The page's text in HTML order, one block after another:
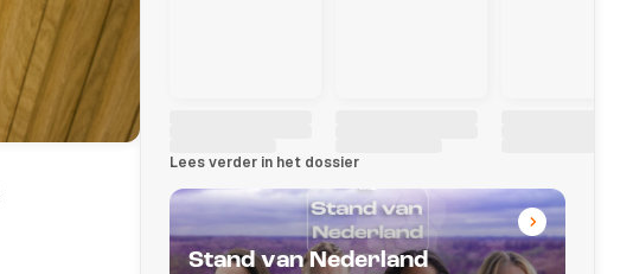
Lees verder in het dossier
Stand van Nederland